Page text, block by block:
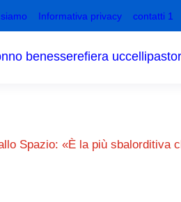
Informativa privacy contatti 1
benesserefiera uccelli
Spazio: «È la più sbalorditiva